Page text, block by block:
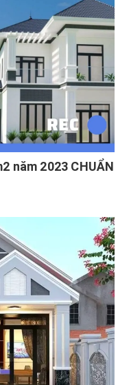
năm 2023 CHUẨN